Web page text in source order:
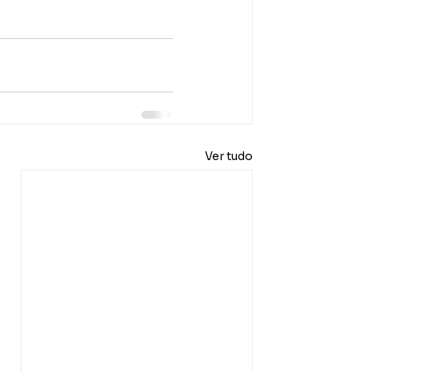
Ver tudo